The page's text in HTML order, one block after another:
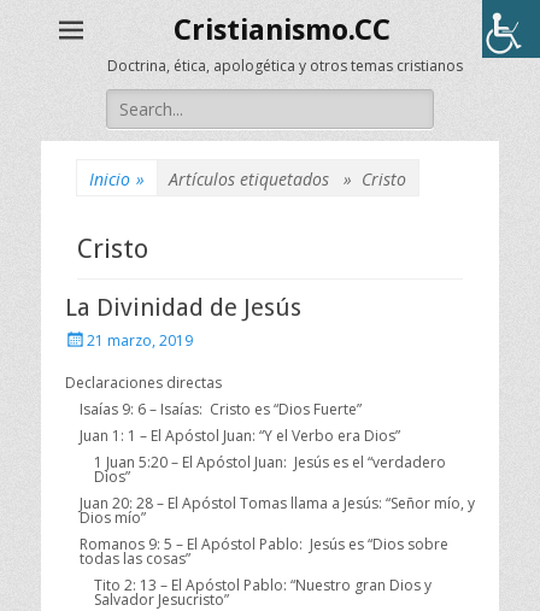
Cristianismo.CC
Doctrina, ética, apologética y otros temas cristianos
Buscar:
Inicio » Artículos etiquetados » Cristo
Cristo
La Divinidad de Jesús
Publicado
21 marzo, 2019
Declaraciones directas
Isaías 9: 6 – Isaías: Cristo es “Dios Fuerte”
Juan 1: 1 – El Apóstol Juan: “Y el Verbo era Dios”
1 Juan 5:20 – El Apóstol Juan: Jesús es el “verdadero
Dios”
Juan 20: 28 – El Apóstol Tomas llama a Jesús: “Señor mío, y
Dios mío”
Romanos 9: 5 – El Apóstol Pablo: Jesús es “Dios sobre
todas las cosas”
Tito 2: 13 – El Apóstol Pablo: “Nuestro gran Dios y
Salvador Jesucristo”